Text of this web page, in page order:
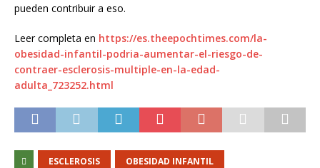
pueden contribuir a eso.
Leer completa en https://es.theepochtimes.com/la-
obesidad-infantil-podria-aumentar-el-riesgo-de-
contraer-esclerosis-multiple-en-la-edad-
adulta_723252.html
ESCLEROSIS OBESIDAD INFANTIL